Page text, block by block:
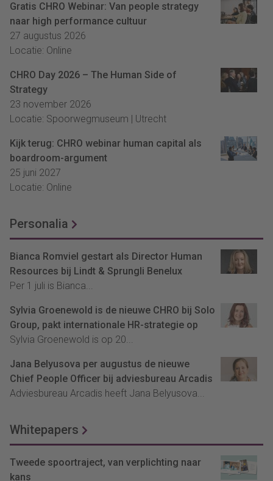
Gratis CHRO Webinar: Van people strategy
naar high performance cultuur
27 augustus 2026
Locatie: Online
CHRO Day 2026 – The Human Side of
Strategy
23 november 2026
Locatie: Spoorwegmuseum | Utrecht
Kijk terug: CHRO webinar human capital als
boardroom-argument
25 juni 2027
Locatie: Online
Personalia
Bianca Romviel gestart als Director Human
Resources bij Lindt & Sprungli Benelux
Per 1 juli is Bianca...
Sylvia Groenewold is de nieuwe CHRO bij Solo
Group, pakt internationale HR-strategie op
Sylvia Groenewold is op 20...
Jana Belyusova per augustus de nieuwe
Chief People Officer bij adviesbureau Arcadis
Adviesbureau Arcadis heeft Jana Belyusova...
Whitepapers
Tweede spoortraject, van verplichting naar
kans